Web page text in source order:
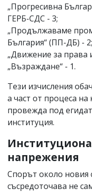
„Прогресивна
ГЕРБ-СДС - 3;
„Продължаваме
България“ (ПП-ДБ) - 2;
„Движение за права
„Възраждане“ - 1.
Тези изчисления
а част от процеса на
провежда под
институция.
напрежения
Спорът около новия
съсредоточава не